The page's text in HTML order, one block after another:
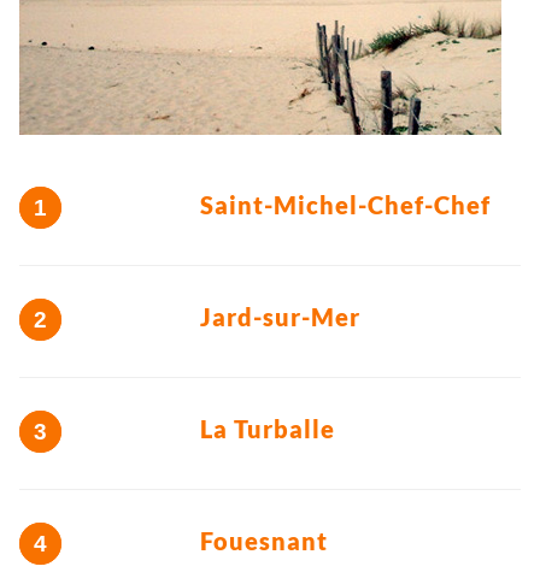
Saint-Michel-Chef-Chef
Jard-sur-Mer
La Turballe
Fouesnant